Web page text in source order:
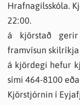
Hrafnagilsskóla.
22:00.
á kjörstað
framvísun
á kjördegi hefur
sími 464-8100
Kjörstjórnin í